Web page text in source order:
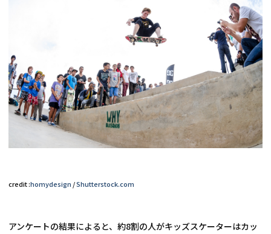
credit :homydesign / Shutterstock.com
アンケートの結果によると、約8割の人がキッズスケーターはカッ